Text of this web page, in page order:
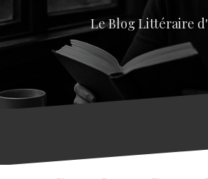
Le Blog Littéraire